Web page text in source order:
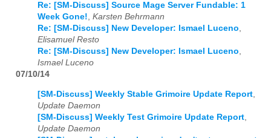
Re: [SM-Discuss] Source Mage Server Fundable: 1
Week Gone!, Karsten Behrmann
Re: [SM-Discuss] New Developer: Ismael Luceno,
Elisamuel Resto
Re: [SM-Discuss] New Developer: Ismael Luceno,
Ismael Luceno
07/10/14
[SM-Discuss] Weekly Stable Grimoire Update Report
Update Daemon
[SM-Discuss] Weekly Test Grimoire Update Report
Update Daemon